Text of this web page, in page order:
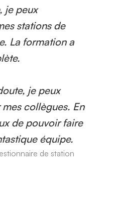
je peux
stations de
La formation a
je peux
collègues. En
de pouvoir faire
équipe.
de station